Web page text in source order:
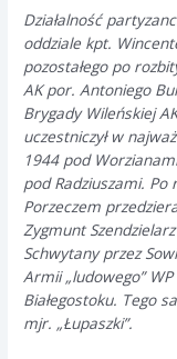
Działalność
oddziale kpt.
pozostałego po
AK por. Antoniego
Brygady Wileńskiej
uczestniczył w
1944 pod
pod Radziuszami.
Porzeczem
Zygmunt
Schwytany przez
Armii „ludowego”
Białegostoku. Tego
mjr. „Łupaszki”.